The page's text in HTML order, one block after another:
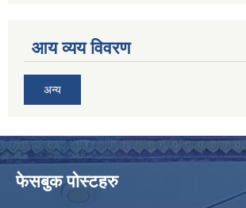
आय व्यय विवरण
अन्य
फेसबुक पोस्टहरु